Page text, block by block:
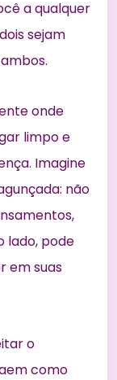
a qualquer
sejam
onde
limpo e
Imagine
não
lado, pode
em suas
o
como